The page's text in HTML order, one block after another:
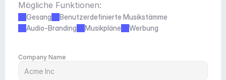
Mögliche Funktionen:
Gesang
Benutzerdefinierte Musikstämme
Audio-Branding
Musikpläne Werbung
Company Name